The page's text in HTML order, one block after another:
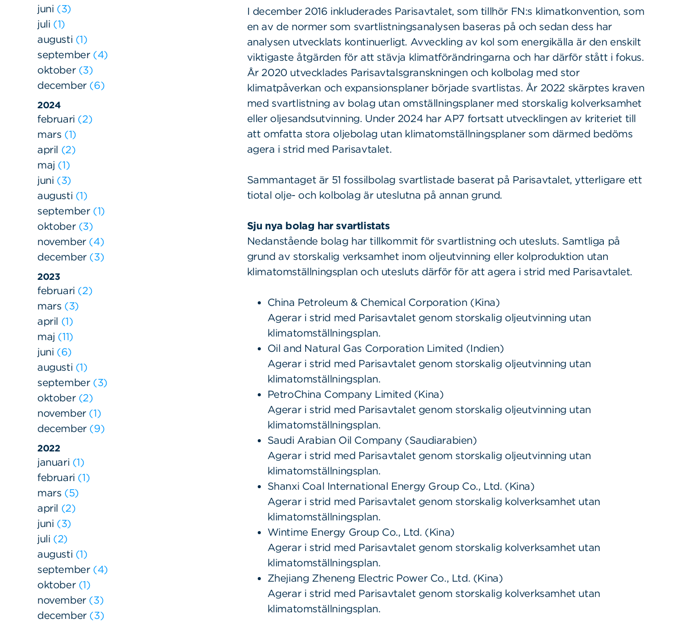
juni
3
juli
1
augusti
1
september
4
oktober
3
december
6
2024
februari
2
mars
1
april
2
maj
1
juni
3
augusti
1
september
1
oktober
3
november
4
december
3
2023
februari
2
mars
3
april
1
maj
11
juni
6
augusti
1
september
3
oktober
2
november 1
december
9
2022
januari
1
februari
1
mars
5
april
2
juni
3
juli
2
augusti
1
september
4
oktober 1
november
3
december
3
I december 2016 inkluderades Parisavtalet, som tillhör FN:s klimatkonvention, som
en av de normer som svartlistningsanalysen baseras på och sedan dess har
analysen utvecklats kontinuerligt. Avveckling av kol som energikälla är den enskilt
viktigaste åtgärden för att stävja klimatförändringarna och har därför stått i fokus.
År 2020 utvecklades Parisavtalsgranskningen och kolbolag med stor
klimatpåverkan och expansionsplaner började svartlistas. År 2022 skärptes kraven
med svartlistning av bolag utan omställningsplaner med storskalig kolverksamhet
eller oljesandsutvinning. Under 2024 har AP7 fortsatt utvecklingen av kriteriet till
att omfatta stora oljebolag utan klimatomställningsplaner som därmed bedöms
agera i strid med Parisavtalet.
Sammantaget är 51 fossilbolag svartlistade baserat på Parisavtalet, ytterligare ett
tiotal olje- och kolbolag är uteslutna på annan grund.
Sju nya bolag har svartlistats
Nedanstående bolag har tillkommit för svartlistning och utesluts. Samtliga på
grund av storskalig verksamhet inom oljeutvinning eller kolproduktion utan
klimatomställningsplan och utesluts därför för att agera i strid med Parisavtalet.
China Petroleum & Chemical Corporation (Kina)
Agerar i strid med Parisavtalet genom storskalig oljeutvinning utan
klimatomställningsplan.
Oil and Natural Gas Corporation Limited (Indien)
Agerar i strid med Parisavtalet genom storskalig oljeutvinning utan
klimatomställningsplan.
PetroChina Company Limited (Kina)
Agerar i strid med Parisavtalet genom storskalig oljeutvinning utan
klimatomställningsplan.
Saudi Arabian Oil Company (Saudiarabien)
Agerar i strid med Parisavtalet genom storskalig oljeutvinning utan
klimatomställningsplan.
Shanxi Coal International Energy Group Co., Ltd. (Kina)
Agerar i strid med Parisavtalet genom storskalig kolverksamhet utan
klimatomställningsplan.
Wintime Energy Group Co., Ltd. (Kina)
Agerar i strid med Parisavtalet genom storskalig kolverksamhet utan
klimatomställningsplan.
Zhejiang Zheneng Electric Power Co., Ltd. (Kina)
Agerar i strid med Parisavtalet genom storskalig kolverksamhet utan
klimatomställningsplan.
Sök på sidan:Sök
efter: